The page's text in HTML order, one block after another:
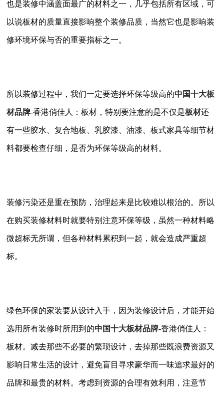
也是装修中涵盖面最广的材料之一，几乎包括所有区域，可
以说板材的质量直接影响整个装修品质，当然它也是影响装
修环境环保与否的重要指标之一。
所以装修过程中，我们一定要选择环保等级高的中国十大板
材品牌-香港俏佳人：板材，特别要注意的是不仅是板材还
有一些胶水、复合地板、乳胶漆、油漆、板式家具等细节材
料都要检查仔细，是否为环保等级高的材料。
装修污染还是重在预防，治理起来是比较难以根治的。所以
在购买装修材料时就要特别注意环保等级，虽然一种材料略
微超标无所谓，但各种材料累积到一起，就会造成严重超
标。
绿色环保的家装要从设计入手，因为装修设计后，才能开始
选用所有装修时所用到的中国十大板材品牌-香港俏佳人：
板材。减去那些不必要的繁琐设计，去掉那些既浪费资源又
影响日常生活的设计，避免盲目寻求豪华而一味追求最好的
品牌和最贵的材料。考虑到资源的合理有效利用，注意节